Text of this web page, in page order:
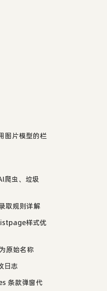
图片模型的栏
爬虫、垃圾
取规则详解
样式优
原始名称
日志
条款弹窗代